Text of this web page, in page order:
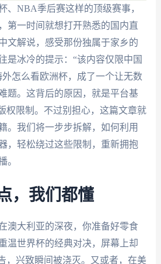
、NBA季后赛这样的顶级赛事，
第一时间就想打开熟悉的国内直
文解说，感受那份独属于家乡的
是冰冷的提示：“该内容仅限中国
怎么看欧洲杯，成了一个让无数
题。这背后的原因，就是平台基
权限制。不过别担心，这篇文章就
。我们将一步步拆解，如何利用
，轻松绕过这些限制，重新拥抱
。
，我们都懂
澳大利亚的深夜，你准备好零食
温世界杯的经典对决，屏幕上却
，兴致瞬间被浇灭。又或者，在美